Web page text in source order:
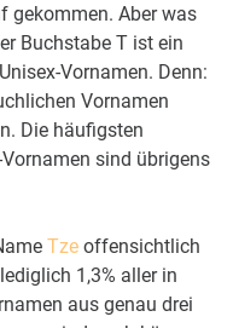
gekommen. Aber was
Buchstabe T ist ein
Vornamen. Denn:
Vornamen
Die häufigsten
sind übrigens
Tze offensichtlich
1,3% aller in
aus genau drei